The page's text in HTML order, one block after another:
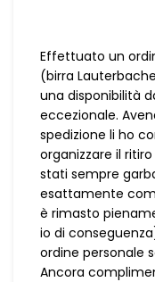
Effettuato un
(birra
una disponibilità
eccezionale.
spedizione li ho
organizzare il
stati sempre
esattamente
è rimasto
io di
ordine personale
Ancora